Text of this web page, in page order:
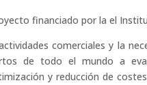
financiado por la el
comerciales y la
de todo el mundo a
y reducción de